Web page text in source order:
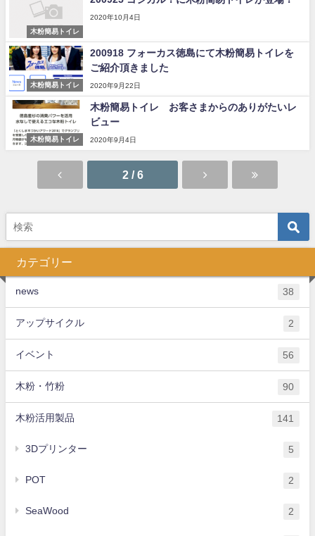
木粉簡易トイレ
2020年10月4日
木粉簡易トイレ
200918 フォーカス徳島にて木粉簡易トイレを
ご紹介頂きました
2020年9月22日
木粉簡易トイレ
木粉簡易トイレ お客さまからのありがたいレ
ビュー
2020年9月4日
2 / 6
カテゴリー
news 38
アップサイクル 2
イベント 56
木粉・竹粉 90
木粉活用製品 141
3Dプリンター 5
POT 2
SeaWood 2